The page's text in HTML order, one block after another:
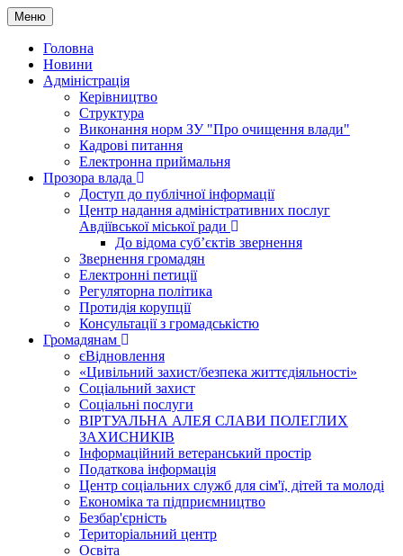
Меню
Головна
Новини
Адміністрація
Керівництво
Структура
Виконання норм ЗУ "Про очищення влади"
Кадрові питання
Електронна приймальня
Прозора влада
Доступ до публічної інформації
Центр надання адміністративних послуг
Авдіївської міської ради
До відома суб’єктів звернення
Звернення громадян
Електронні петиції
Регуляторна політика
Протидія корупції
Консультації з громадськістю
Громадянам
єВідновлення
«Цивільний захист/безпека життєдіяльності»
Соціальний захист
Соціальні послуги
ВІРТУАЛЬНА АЛЕЯ СЛАВИ ПОЛЕГЛИХ
ЗАХИСНИКІВ
Інформаційний ветеранський простір
Податкова інформація
Центр соціальних служб для сім'ї, дітей та молоді
Економіка та підприємництво
Безбар'єрність
Територіальний центр
Освіта